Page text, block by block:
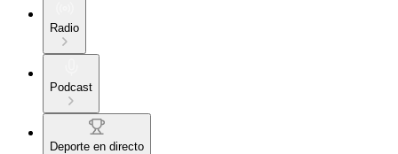
Radio
Podcast
Deporte en directo